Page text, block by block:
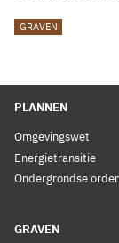
TAGS
GRAVEN
PLANNEN
Omgevingswet
Energietransitie
Ondergrondse
GRAVEN